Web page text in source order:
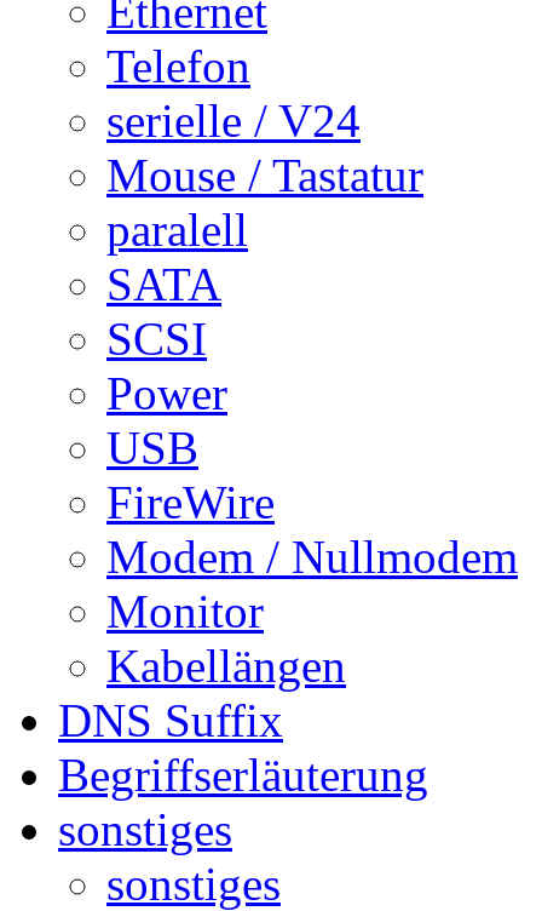
Ethernet
Telefon
serielle / V24
Mouse / Tastatur
paralell
SATA
SCSI
Power
USB
FireWire
Modem / Nullmodem
Monitor
Kabellängen
DNS Suffix
Begriffserläuterung
sonstiges
sonstiges